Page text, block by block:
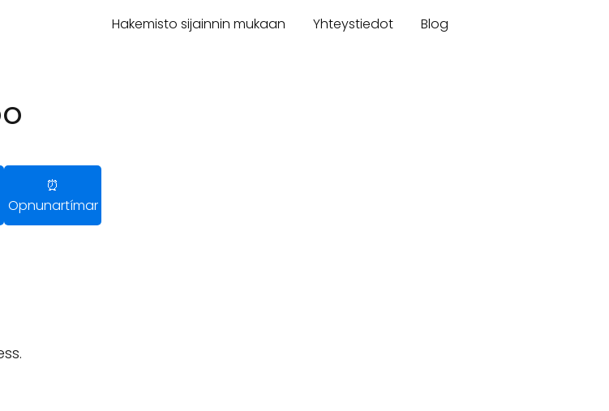
Hakemisto sijainnin mukaan Yhteystiedot Blog
⏰
Opnunartímar